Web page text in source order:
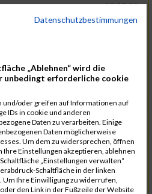
00:25:38
00:25:38
00:25:38
00:25:38
00:25:39
00:25:40
00:25:41
00:25:42
Datenschutzbestimmungen
„Ablehnen“ wird die
unbedingt erforderliche cookie
oder greifen auf Informationen auf
IDs in cookie und anderen
Daten zu verarbeiten. Einige
Daten möglicherweise
Um dem zu widersprechen, öffnen
Ihre Einstellungen akzeptieren, ablehnen
„Einstellungen verwalten“
Schaltfläche in der linken
Ihre Einwilligung zu widerrufen,
den Link in der Fußzeile der Website